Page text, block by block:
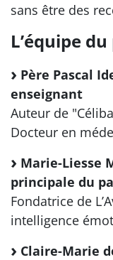
sans être des
L’équipe
Père Pascal
enseignant
Auteur de
Docteur en
Marie-Liesse
principale du
Fondatrice de
intelligence
Claire-Marie